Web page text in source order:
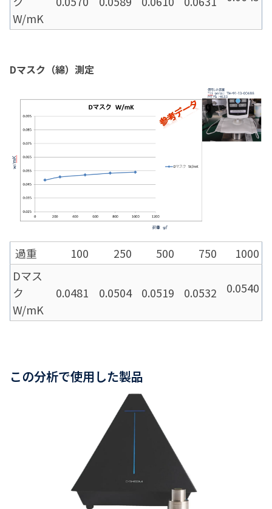
W/mK
Dマスク（綿）測定
過重 100 250 500 750
1000
Dマス
ク
W/mK
0.0481 0.0504 0.0519 0.0532 0.0540
この分析で使用した製品